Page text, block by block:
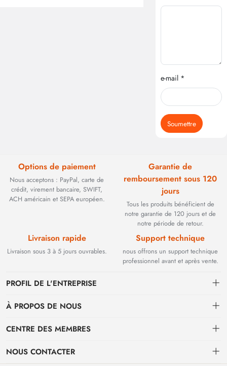
e-mail *
Soumettre
Options de paiement
Nous acceptons : PayPal, carte de
crédit, virement bancaire, SWIFT,
ACH américain et SEPA européen.
Garantie de
remboursement sous 120
jours
Tous les produits bénéficient de
notre garantie de 120 jours et de
notre période de retour.
Livraison rapide
Livraison sous 3 à 5 jours ouvrables.
Support technique
nous offrons un support technique
professionnel avant et après vente.
PROFIL DE L'ENTREPRISE
Fondée en 2002, BEYOND TECHNOLOGY INTERNATIONAL LIMITED
performance. Face à l'évolution des réseaux industriels, nous avons
À PROPOS DE NOUS
Contact
Conditions de paiement et de facturation
CENTRE DES MEMBRES
centre personnel
NOUS CONTACTER